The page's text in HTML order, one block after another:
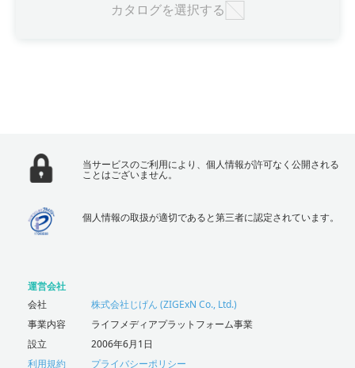
カタログを選択する
当サービスのご利用により、個人情報が許可なく公開される
ことはございません。
個人情報の取扱が適切であると第三者に認定されています。
運営会社
会社
株式会社じげん (ZIGExN Co., Ltd.)
事業内容
ライフメディアプラットフォーム事業
設立
2006年6月1日
利用規約
プライバシーポリシー